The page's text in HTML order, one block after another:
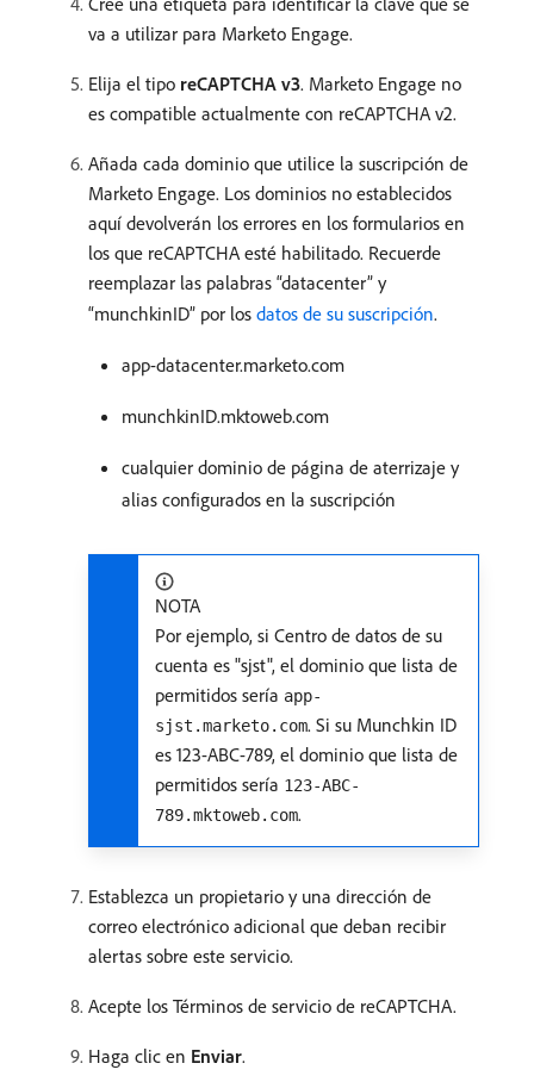
va a utilizar para Marketo Engage.
Elija el tipo reCAPTCHA v3. Marketo Engage no
es compatible actualmente con reCAPTCHA v2.
Añada cada dominio que utilice la suscripción de
Marketo Engage. Los dominios no establecidos
aquí devolverán los errores en los formularios en
los que reCAPTCHA esté habilitado. Recuerde
reemplazar las palabras “datacenter” y
“munchkinID” por los datos de su suscripción.
app-datacenter.marketo.com
munchkinID.mktoweb.com
cualquier dominio de página de aterrizaje y
alias configurados en la suscripción
NOTA
Por ejemplo, si Centro de datos de su
cuenta es "sjst", el dominio que lista de
permitidos sería app-
sjst.marketo.com. Si su Munchkin ID
es 123-ABC-789, el dominio que lista de
permitidos sería 123-ABC-
789.mktoweb.com.
Establezca un propietario y una dirección de
correo electrónico adicional que deban recibir
alertas sobre este servicio.
Acepte los Términos de servicio de reCAPTCHA.
Haga clic en Enviar.